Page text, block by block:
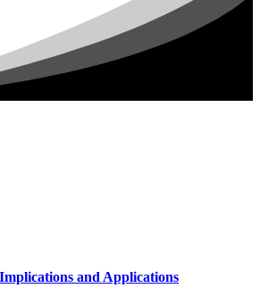
and Applications